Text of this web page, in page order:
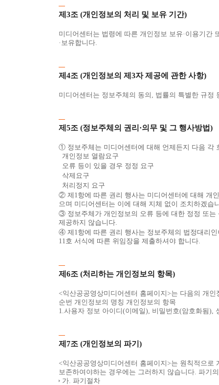
제3조 (개인정보의 처리 및 보유 기간)
미디어센터는 법령에 따른 개인정보 보유·이용기간
·보유합니다.
제4조 (개인정보의 제3자 제공에 관한 사항)
미디어센터는 정보주체의 동의, 법률의 특별한 규정
제5조 (정보주체의 권리·의무 및 그 행사방법)
① 정보주체는 미디어센터에 대해 언제든지 다음 각
개인정보 열람요구
오류 등이 있을 경우 정정 요구
삭제요구
처리정지 요구
② 제1항에 따른 권리 행사는 미디어센터에 대해 개
으며 미디어센터는 이에 대해 지체 없이 조치하겠습
③ 정보주체가 개인정보의 오류 등에 대한 정정 또는
제공하지 않습니다.
④ 제1항에 따른 권리 행사는 정보주체의 법정대리
11호 서식에 따른 위임장을 제출하셔야 합니다.
제6조 (처리하는 개인정보의 항목)
<익산공공영상미디어센터 홈페이지>는 다음의 개
순번 개인정보의 명칭 개인정보의 항목
1.사용자 정보 아이디(이메일), 비밀번호(암호화됨),
제7조 (개인정보의 파기)
<익산공공영상미디어센터 홈페이지>는 원칙적으
보존하여야하는 경우에는 그러하지 않습니다. 파기
가. 파기절차